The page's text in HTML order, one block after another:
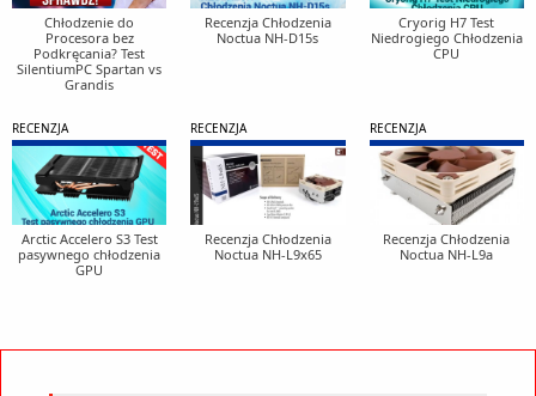
Chłodzenie do
Procesora bez
Podkręcania? Test
SilentiumPC Spartan vs
Grandis
Recenzja Chłodzenia
Noctua NH-D15s
Cryorig H7 Test
Niedrogiego Chłodzenia
CPU
RECENZJA
Arctic Accelero S3 Test
pasywnego chłodzenia
GPU
RECENZJA
Recenzja Chłodzenia
Noctua NH-L9x65
RECENZJA
Recenzja Chłodzenia
Noctua NH-L9a